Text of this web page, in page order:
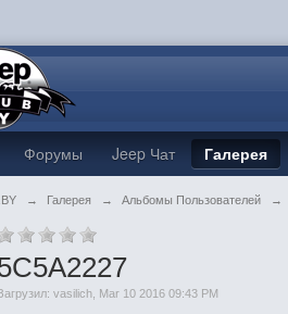
Форумы Jeep Чат Галерея
→ Галерея → Альбомы Пользователей →
vasilich , Mar 10 2016 09:43 PM